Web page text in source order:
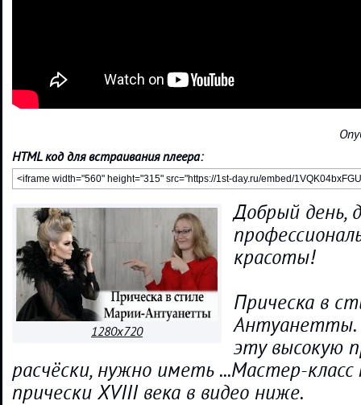
HTML код для встраивания плеера:
1280x720
Добрый день,
красоты!
Прическа в
Антуанетты.
эту высокую
расчёски, нужно иметь ...Мастер-класс
прически XVIII века в видео ниже.